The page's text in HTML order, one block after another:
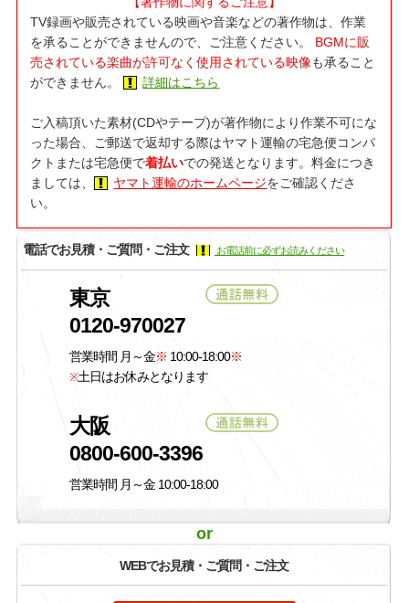
TV録画や販売されている映画や音楽などの著作物は、作業
を承ることができませんので、ご注意ください。 BGMに販
売されている楽曲が許可なく使用されている映像も承ること
ができません。
詳細はこちら
ご入稿頂いた素材(CDやテープ)が著作物により作業不可にな
った場合、ご郵送で返却する際はヤマト運輸の宅急便コンパ
クトまたは宅急便で着払いでの発送となります。料金につき
ましては、
ヤマト運輸のホームページをご確認くださ
い。
電話でお見積・ご質問・ご注文 お電話前に必ずお読みください
東京
0120-970027
営業時間 月～金※ 10:00-18:00※
※土日はお休みとなります
大阪
0800-600-3396
営業時間 月～金 10:00-18:00
or
WEBでお見積・ ご質問・ご注文